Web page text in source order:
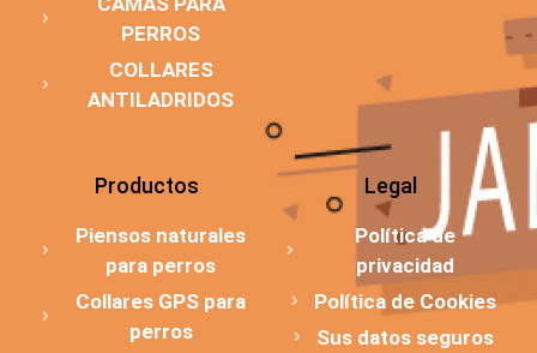
PERROS
COLLARES
ANTILADRIDOS
Productos
Piensos naturales
para perros
Collares GPS para
perros
Legal
Política de
privacidad
Política de Cookies
Sus datos seguros